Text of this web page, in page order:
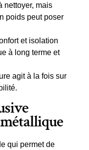
nettoyer, mais
poids peut poser
et isolation
à long terme et
agità la fois sur
métallique
qui permet de